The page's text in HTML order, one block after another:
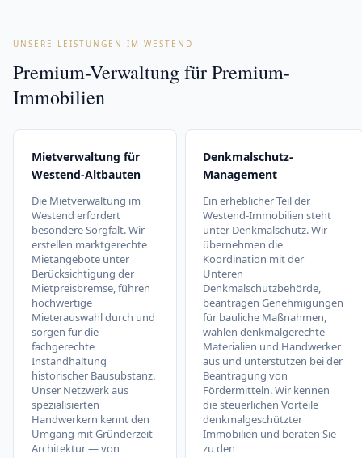
UNSERE LEISTUNGEN IM WESTEND
Premium-Verwaltung für Premium-
Immobilien
Mietverwaltung für
Westend-Altbauten
Die Mietverwaltung im
Westend erfordert
besondere Sorgfalt. Wir
erstellen marktgerechte
Mietangebote unter
Berücksichtigung der
Mietpreisbremse, führen
hochwertige
Mieterauswahl durch und
sorgen für die
fachgerechte
Instandhaltung
historischer Bausubstanz.
Unser Netzwerk aus
spezialisierten
Handwerkern kennt den
Umgang mit Gründerzeit-
Architektur — von
Denkmalschutz-
Management
Ein erheblicher Teil der
Westend-Immobilien steht
unter Denkmalschutz. Wir
übernehmen die
Koordination mit der
Unteren
Denkmalschutzbehörde,
beantragen Genehmigungen
für bauliche Maßnahmen,
wählen denkmalgerechte
Materialien und Handwerker
aus und unterstützen bei der
Beantragung von
Fördermitteln. Wir kennen
die steuerlichen Vorteile
denkmalgeschützter
Immobilien und beraten Sie
zu den